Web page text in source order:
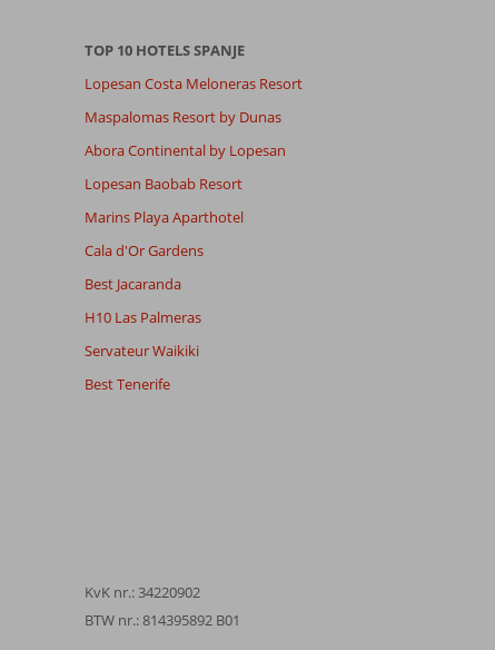
TOP 10 HOTELS SPANJE
Lopesan Costa Meloneras Resort
Maspalomas Resort by Dunas
Abora Continental by Lopesan
Lopesan Baobab Resort
Marins Playa Aparthotel
Cala d'Or Gardens
Best Jacaranda
H10 Las Palmeras
Servateur Waikiki
Best Tenerife
KvK nr.: 34220902
BTW nr.: 814395892 B01